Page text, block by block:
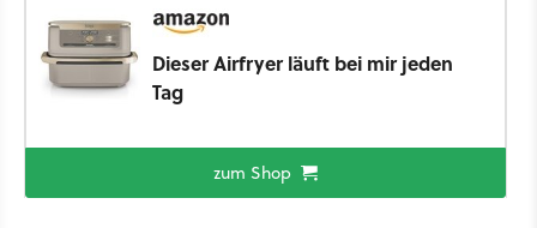
Dieser Airfryer läuft bei mir jeden
Tag
zum Shop